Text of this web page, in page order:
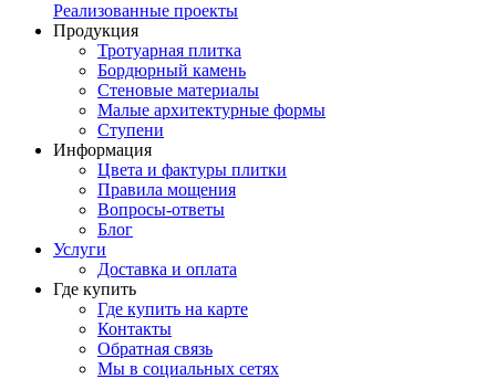
Реализованные проекты
Продукция
Тротуарная плитка
Бордюрный камень
Стеновые материалы
Малые архитектурные формы
Ступени
Информация
Цвета и фактуры плитки
Правила мощения
Вопросы-ответы
Блог
Услуги
Доставка и оплата
Где купить
Где купить на карте
Контакты
Обратная связь
Мы в социальных сетях